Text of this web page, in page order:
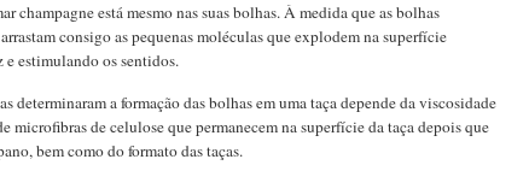
champagne está mesmo nas suas bolhas. À medida que as bolhas
consigo as pequenas moléculas que explodem na superfície
e estimulando os sentidos.
determinaram a formação das bolhas em uma taça depende da viscosidade
microfibras de celulose que permanecem na superfície da taça depois que
bem como do formato das taças.